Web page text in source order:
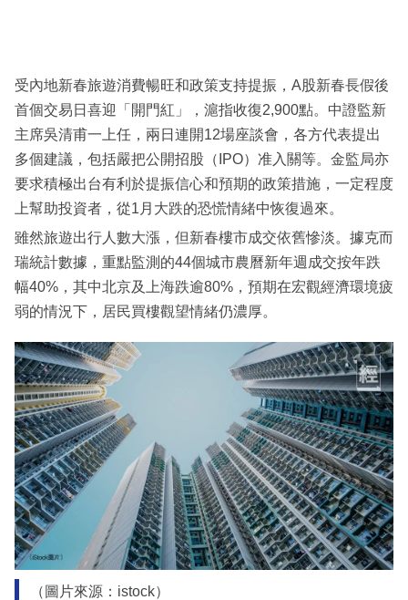
區
受內地新春旅遊消費暢旺和政策支持提振，A股新春長假後
首個交易日喜迎「開門紅」，滬指收復2,900點。中證監新
主席吳清甫一上任，兩日連開12場座談會，各方代表提出
多個建議，包括嚴把公開招股（IPO）准入關等。金監局亦
要求積極出台有利於提振信心和預期的政策措施，一定程度
上幫助投資者，從1月大跌的恐慌情緒中恢復過來。
雖然旅遊出行人數大漲，但新春樓市成交依舊慘淡。據克而
瑞統計數據，重點監測的44個城市農曆新年週成交按年跌
幅40%，其中北京及上海跌逾80%，預期在宏觀經濟環境疲
弱的情況下，居民買樓觀望情緒仍濃厚。
（圖片來源：istock）